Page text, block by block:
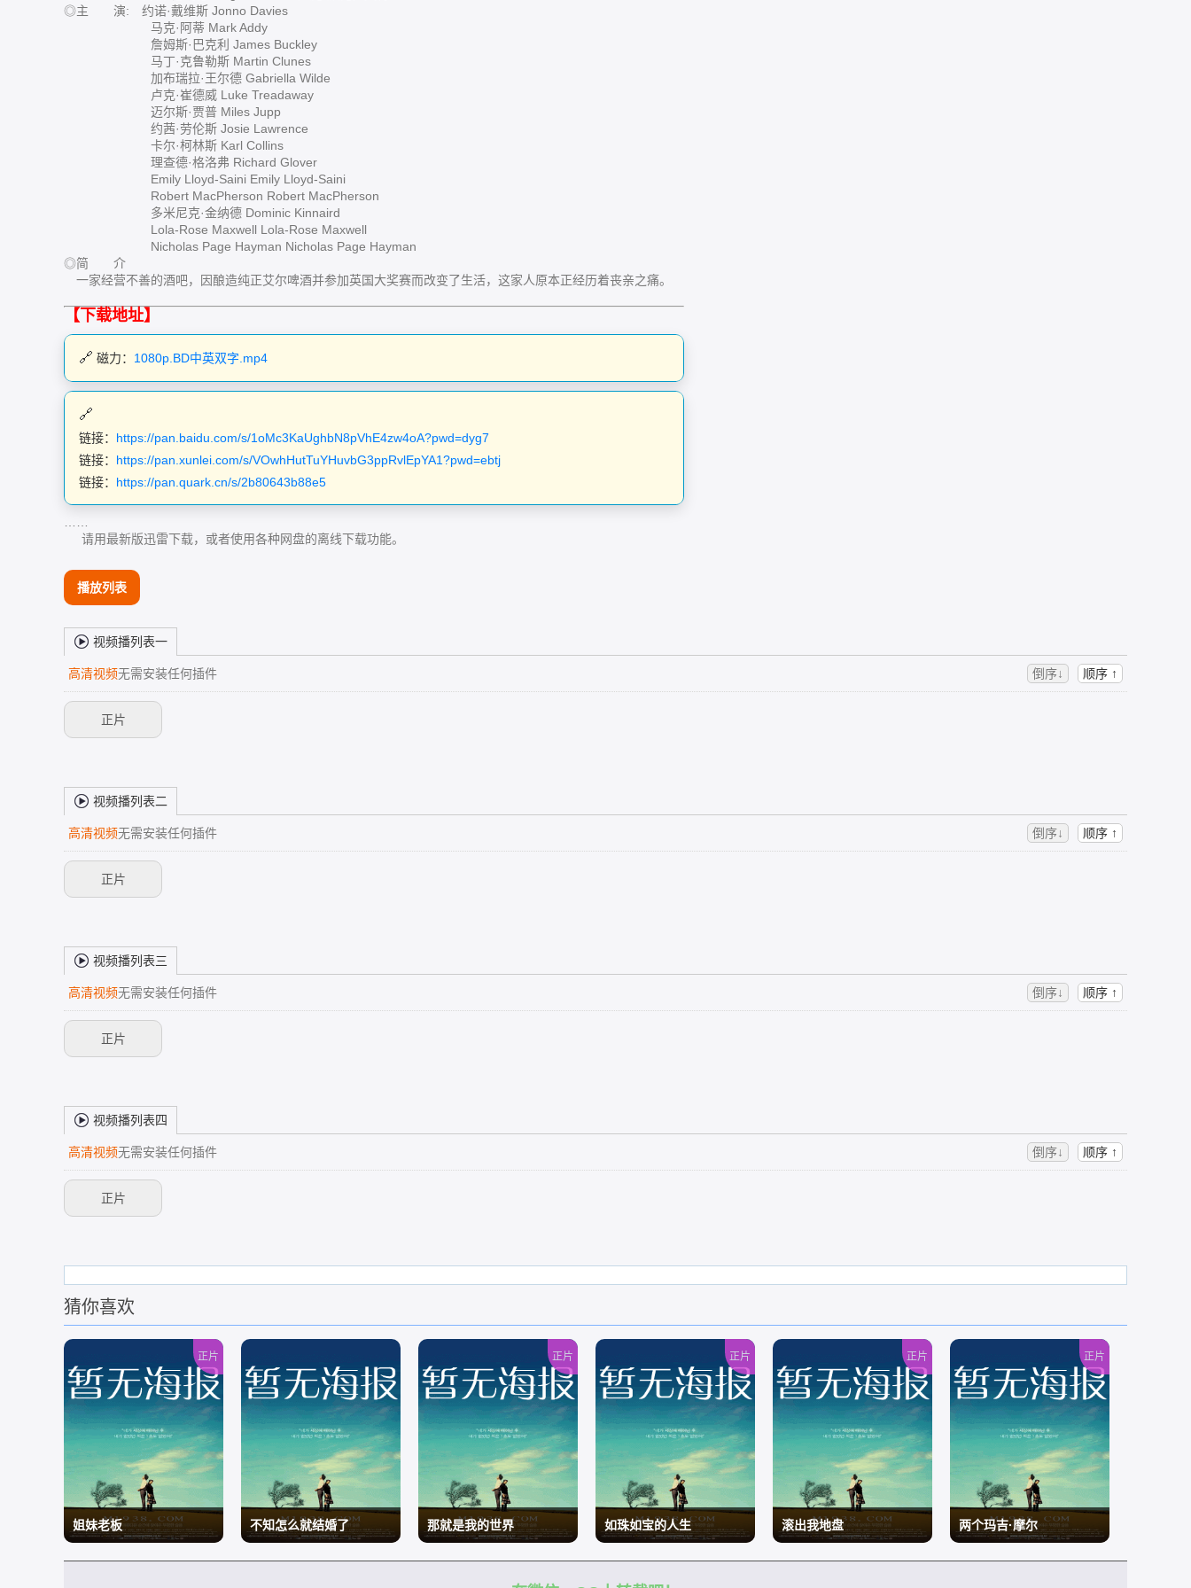
◎主 演: 约诺·戴维斯 Jonno Davies
马克·阿蒂 Mark Addy
詹姆斯·巴克利 James Buckley
马丁·克鲁勒斯 Martin Clunes
加布瑞拉·王尔德 Gabriella Wilde
卢克·崔德威 Luke Treadaway
迈尔斯·贾普 Miles Jupp
约茜·劳伦斯 Josie Lawrence
卡尔·柯林斯 Karl Collins
理查德·格洛弗 Richard Glover
Emily Lloyd-Saini Emily Lloyd-Saini
Robert MacPherson Robert MacPherson
多米尼克·金纳德 Dominic Kinnaird
Lola-Rose Maxwell Lola-Rose Maxwell
Nicholas Page Hayman Nicholas Page Hayman
◎简 介
一家经营不善的酒吧，因酿造纯正艾尔啤酒并参加英国大奖赛而改变了生活，这家人原本正经历着丧亲之痛。
【下载地址】
磁力： 1080p.BD中英双字.mp4
链接： https://pan.baidu.com/s/1oMc3KaUghbN8pVhE4zw4oA?pwd=dyg7
链接： https://pan.xunlei.com/s/VOwhHutTuYHuvbG3ppRvlEpYA1?pwd=ebtj
链接： https://pan.quark.cn/s/2b80643b88e5
请用最新版迅雷下载，或者使用各种网盘的离线下载功能。
播放列表
视频播列表一
高清视频无需安装任何插件 倒序↓ 顺序 ↑
正片
视频播列表二
高清视频无需安装任何插件 倒序↓ 顺序 ↑
正片
视频播列表三
高清视频无需安装任何插件 倒序↓ 顺序 ↑
正片
视频播列表四
高清视频无需安装任何插件 倒序↓ 顺序 ↑
正片
猜你喜欢
姐妹老板
正片
不知怎么就结婚了 那就是我的世界
正片
如珠如宝的人生
正片
滚出我地盘
正片
两个玛吉·摩尔
正片